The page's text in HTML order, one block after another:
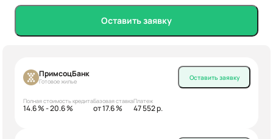
Оставить заявку
ПримсоцБанк
Готовое жилье
Полная стоимость кредита
14.6 % - 20.6 %
Базовая ставка
от 17.6 %
Платеж
47 552 р.
Оставить заявку